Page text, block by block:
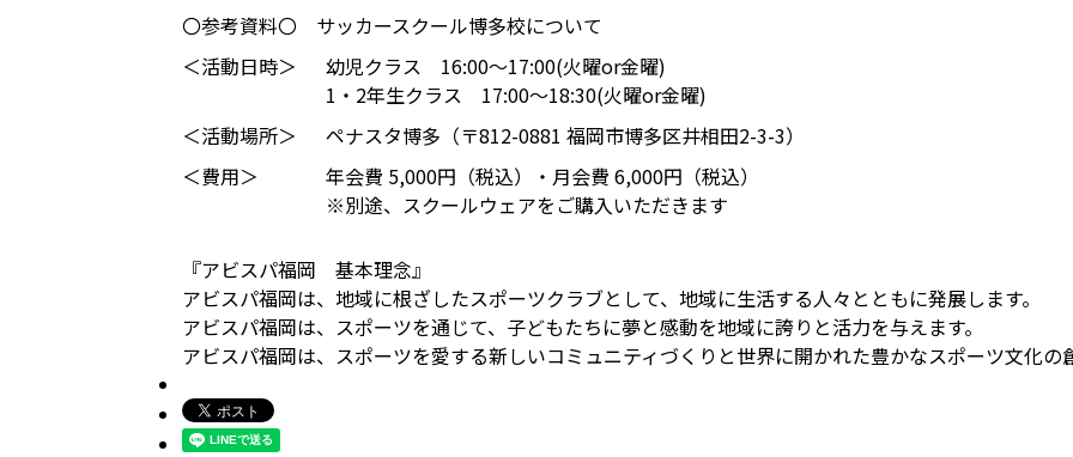
〇参考資料〇 サッカースクール博多校について
＜活動日時＞
幼児クラス 16:00～17:00(火曜or金曜)
1・2年生クラス 17:00～18:30(火曜or金曜)
＜活動場所＞
ペナスタ博多（〒812-0881 福岡市博多区井相田2-3-3）
＜費用＞
年会費 5,000円（税込）・月会費 6,000円（税込）
※別途、スクールウェアをご購入いただきます
『アビスパ福岡 基本理念』
アビスパ福岡は、地域に根ざしたスポーツクラブとして、地域に生活する人々とともに発展します。
アビスパ福岡は、スポーツを通じて、子どもたちに夢と感動を地域に誇りと活力を与えます。
アビスパ福岡は、スポーツを愛する新しいコミュニティづくりと世界に開かれた豊かなスポーツ文化の